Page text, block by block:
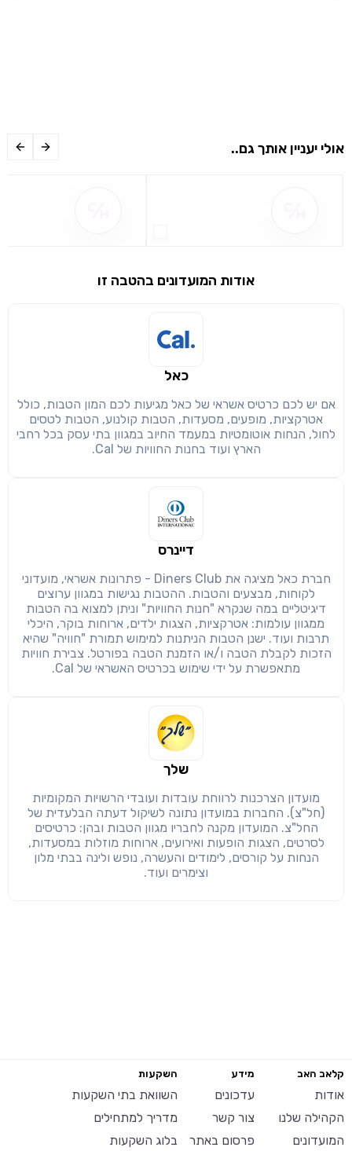
שיתוף
שימו לב!
מימוש הטבה זו ניתן רק לחברי
אולי יעניין אותך גם..
אודות המועדונים בהטבה זו
כאל
אם יש לכם כרטיס אשראי של כאל מגיעות לכם המון הטבות, כולל
אטרקציות, מופעים, מסעדות, הטבות קולנוע, הטבות לטסים
לחול, הנחות אוטומטיות במעמד החיוב במגוון בתי עסק בכל רחבי
הארץ ועוד בחנות החוויות של Cal.
דיינרס
חברת כאל מציגה את Diners Club - פתרונות אשראי, מועדוני
לקוחות, מבצעים והטבות. ההטבות נגישות במגוון ערוצים
דיגיטליים במה שנקרא "חנות החוויות" וניתן למצוא בה הטבות
ממגוון עולמות: אטרקציות, הצגות ילדים, ארוחות בוקר, היכלי
תרבות ועוד. ישנן הטבות הניתנות למימוש תמורת "חוויה" שהיא
הזכות לקבלת הטבה ו/או הזמנת הטבה בפורטל. צבירת חוויות
מתאפשרת על ידי שימוש בכרטיס האשראי של Cal.
שלך
מועדון הצרכנות לרווחת עובדות ועובדי הרשויות המקומיות
(חל"צ). החברות במועדון נתונה לשיקול דעתה הבלעדית של
החל"צ. המועדון מקנה לחבריו מגוון הטבות ובהן: כרטיסים
לסרטים, הצגות הופעות ואירועים, ארוחות מוזלות במסעדות,
הנחות על קורסים, לימודים והעשרה, נופש ולינה בבתי מלון
וצימרים ועוד.
קלאב האב
אודות
הקהילה שלנו
המועדונים
מידע
עדכונים
צור קשר
פרסום באתר
השקעות
השוואת בתי השקעות
מדריך למתחילים
בלוג השקעות